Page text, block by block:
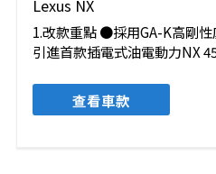
Lexus NX
1.改款重點 ●採用GA-K高剛
引進首款插電式油電動力NX
查看車款